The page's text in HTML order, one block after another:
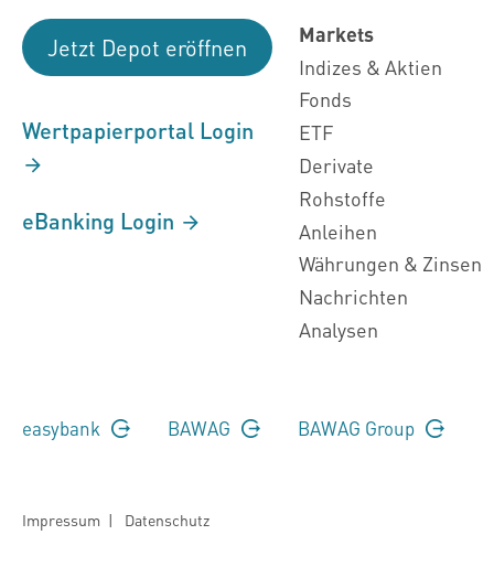
Jetzt Depot eröffnen
Wertpapierportal Login
eBanking Login
Markets
Indizes & Aktien
Fonds
ETF
Derivate
Rohstoffe
Anleihen
Währungen & Zinsen
Nachrichten
Analysen
easybank BAWAG BAWAG Group
Impressum | Datenschutz